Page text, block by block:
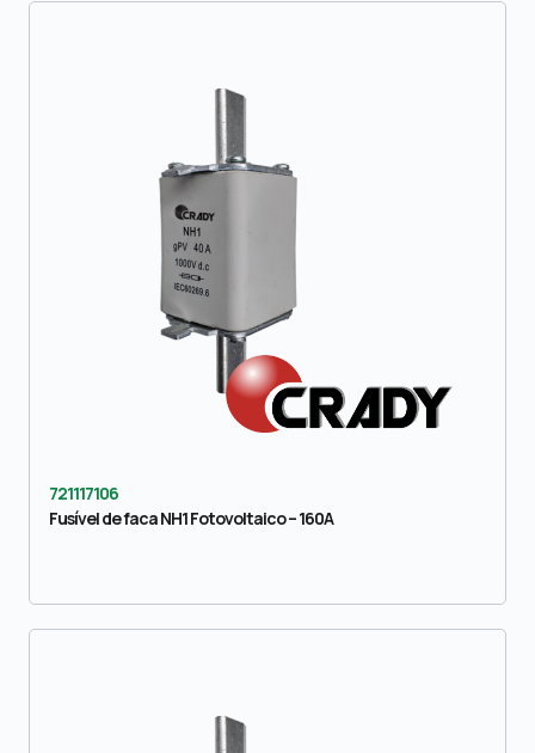
721117106
Fusível de faca NH1 Fotovoltaico – 160A